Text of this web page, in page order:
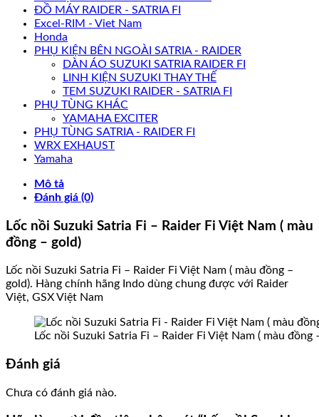
ĐỒ MÁY RAIDER - SATRIA FI
Excel-RIM - Viet Nam
Honda
PHỤ KIỆN BÊN NGOÀI SATRIA - RAIDER
DÀN ÁO SUZUKI SATRIA RAIDER FI
LINH KIỆN SUZUKI THAY THẾ
TEM SUZUKI RAIDER - SATRIA FI
PHỤ TÙNG KHÁC
YAMAHA EXCITER
PHỤ TÙNG SATRIA - RAIDER FI
WRX EXHAUST
Yamaha
Mô tả
Đánh giá (0)
Lốc nồi Suzuki Satria Fi – Raider Fi Việt Nam ( màu
đồng – gold)
Lốc nồi Suzuki Satria Fi – Raider Fi Việt Nam ( màu đồng –
gold). Hàng chính hãng Indo dùng chung được với Raider
Việt, GSX Việt Nam
Lốc nồi Suzuki Satria Fi – Raider Fi Việt Nam ( màu đồng
Đánh giá
Chưa có đánh giá nào.